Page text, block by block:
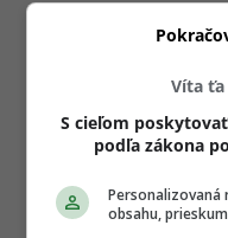
Víta
S cieľom
podľa zákona
Personalizovaná
obsahu,